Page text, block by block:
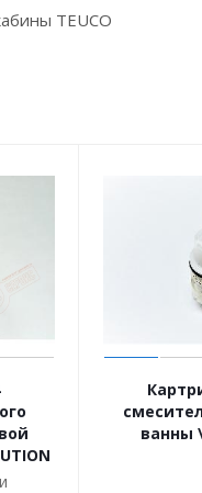
TEUCO
ванны